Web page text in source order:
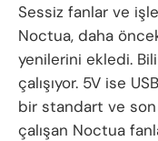
Sessiz fanlar ve
Noctua, daha
yenilerini ekledi.
çalışıyor. 5V ise
bir standart ve son
çalışan Noctua